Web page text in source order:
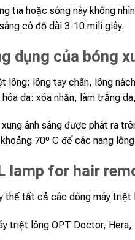
tia hoặc sóng này không
có độ dài 3-10 mili giây.
dụng của bóng
lông: lông tay chân, lông
hóa da: xóa nhăn, làm trắng
ánh sáng được phát ra
70º C để các nang
lamp for hair
thế tất cả các dòng máy triệt
triệt lông OPT Doctor,